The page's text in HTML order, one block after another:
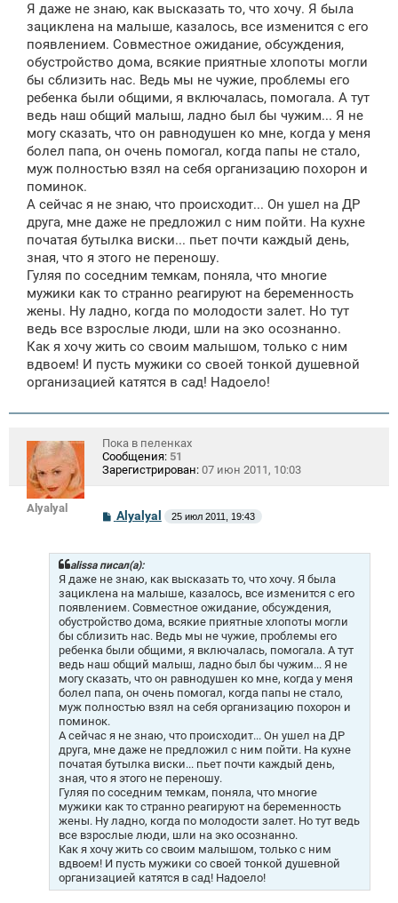
б
щ
н
и
Я даже не знаю, как высказать то, что хочу. Я была
зациклена на малыше, казалось, все изменится с его
появлением. Совместное ожидание, обсуждения,
обустройство дома, всякие приятные хлопоты могли
бы сблизить нас. Ведь мы не чужие, проблемы его
ребенка были общими, я включалась, помогала. А тут
ведь наш общий малыш, ладно был бы чужим... Я не
могу сказать, что он равнодушен ко мне, когда у меня
болел папа, он очень помогал, когда папы не стало,
муж полностью взял на себя организацию похорон и
поминок.
А сейчас я не знаю, что происходит... Он ушел на ДР
друга, мне даже не предложил с ним пойти. На кухне
початая бутылка виски... пьет почти каждый день,
зная, что я этого не переношу.
Гуляя по соседним темкам, поняла, что многие
мужики как то странно реагируют на беременность
жены. Ну ладно, когда по молодости залет. Но тут
ведь все взрослые люди, шли на эко осознанно.
Как я хочу жить со своим малышом, только с ним
вдвоем! И пусть мужики со своей тонкой душевной
организацией катятся в сад! Надоело!
Alyalyal
Пока в пеленках
Сообщения: 51
Зарегистрирован: 07 июн 2011, 10:03
С
б
щ
е
н
и
е
Alyalyal 25 июл 2011, 19:43
alissa писал(а):
Я даже не знаю, как высказать то, что хочу. Я была
зациклена на малыше, казалось, все изменится с его
появлением. Совместное ожидание, обсуждения,
обустройство дома, всякие приятные хлопоты могли
бы сблизить нас. Ведь мы не чужие, проблемы его
ребенка были общими, я включалась, помогала. А тут
ведь наш общий малыш, ладно был бы чужим... Я не
могу сказать, что он равнодушен ко мне, когда у меня
болел папа, он очень помогал, когда папы не стало,
муж полностью взял на себя организацию похорон и
поминок.
А сейчас я не знаю, что происходит... Он ушел на ДР
друга, мне даже не предложил с ним пойти. На кухне
початая бутылка виски... пьет почти каждый день,
зная, что я этого не переношу.
Гуляя по соседним темкам, поняла, что многие
мужики как то странно реагируют на беременность
жены. Ну ладно, когда по молодости залет. Но тут ведь
все взрослые люди, шли на эко осознанно.
Как я хочу жить со своим малышом, только с ним
вдвоем! И пусть мужики со своей тонкой душевной
организацией катятся в сад! Надоело!